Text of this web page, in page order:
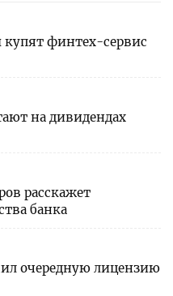
финтех-сервис
на дивидендах
расскажет
банка
очередную лицензию